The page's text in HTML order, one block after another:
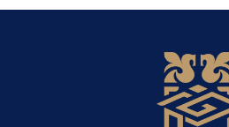
арналған нұсқа